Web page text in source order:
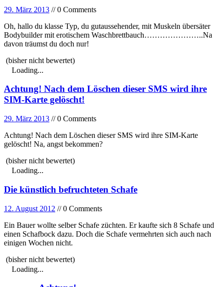
29. März 2013 // 0 Comments
Oh, hallo du klasse Typ, du gutaussehender, mit Muskeln übersäter
Bodybuilder mit erotischem Waschbrettbauch…………………..Na
davon träumst du doch nur!
(bisher nicht bewertet)
Loading...
Achtung! Nach dem Löschen dieser SMS wird ihre
SIM-Karte gelöscht!
29. März 2013 // 0 Comments
Achtung! Nach dem Löschen dieser SMS wird ihre SIM-Karte
gelöscht! Na, angst bekommen?
(bisher nicht bewertet)
Loading...
Die künstlich befruchteten Schafe
12. August 2012 // 0 Comments
Ein Bauer wollte selber Schafe züchten. Er kaufte sich 8 Schafe und
einen Schafbock dazu. Doch die Schafe vermehrten sich auch nach
einigen Wochen nicht.
(bisher nicht bewertet)
Loading...